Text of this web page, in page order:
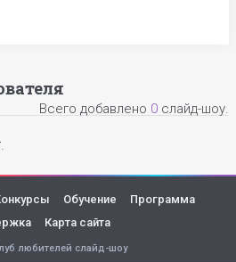
Всего добавлено 0 слайд-шоу.
Обучение
Программа
Карта сайта
любителей слайд-шоу